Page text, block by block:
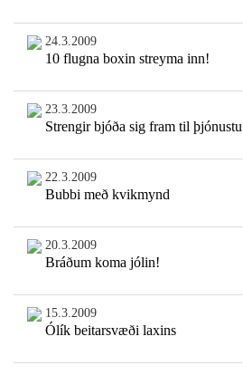
24.3.2009
10 flugna boxin streyma inn!
23.3.2009
Strengir bjóða sig fram til þjónustu
22.3.2009
Bubbi með kvikmynd
20.3.2009
Bráðum koma jólin!
15.3.2009
Ólík beitarsvæði laxins